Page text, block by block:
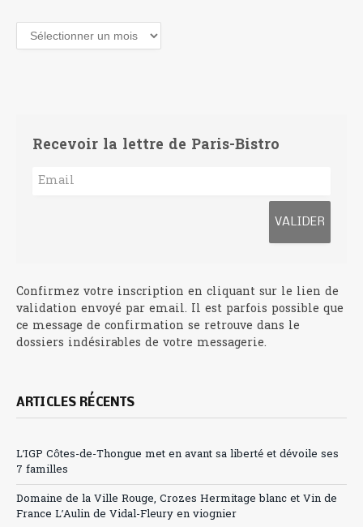
Archives
Recevoir la lettre de Paris-Bistro
Confirmez votre inscription en cliquant sur le lien de
validation envoyé par email. Il est parfois possible que
ce message de confirmation se retrouve dans le
dossiers indésirables de votre messagerie.
ARTICLES RÉCENTS
L’IGP Côtes-de-Thongue met en avant sa liberté et dévoile ses
7 familles
Domaine de la Ville Rouge, Crozes Hermitage blanc et Vin de
France L’Aulin de Vidal-Fleury en viognier